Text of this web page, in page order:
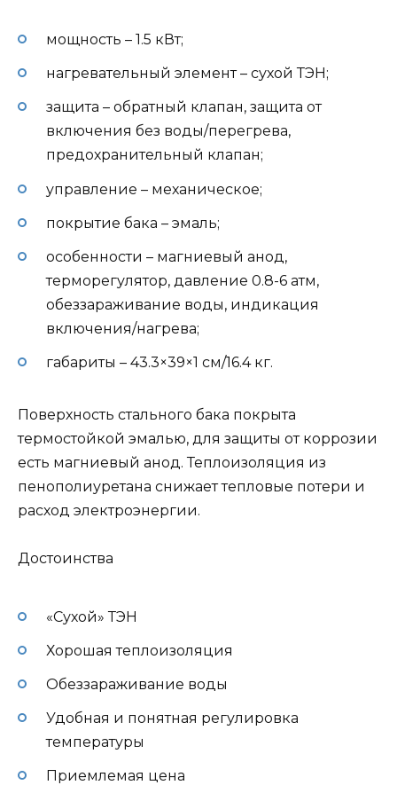
мощность – 1.5 кВт;
нагревательный элемент – сухой ТЭН;
защита – обратный клапан, защита от
включения без воды/перегрева,
предохранительный клапан;
управление – механическое;
покрытие бака – эмаль;
особенности – магниевый анод,
терморегулятор, давление 0.8-6 атм,
обеззараживание воды, индикация
включения/нагрева;
габариты – 43.3×39×1 см/16.4 кг.
Поверхность стального бака покрыта
термостойкой эмалью, для защиты от коррозии
есть магниевый анод. Теплоизоляция из
пенополиуретана снижает тепловые потери и
расход электроэнергии.
Достоинства
«Сухой» ТЭН
Хорошая теплоизоляция
Обеззараживание воды
Удобная и понятная регулировка
температуры
Приемлемая цена